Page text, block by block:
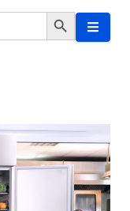
Search Button